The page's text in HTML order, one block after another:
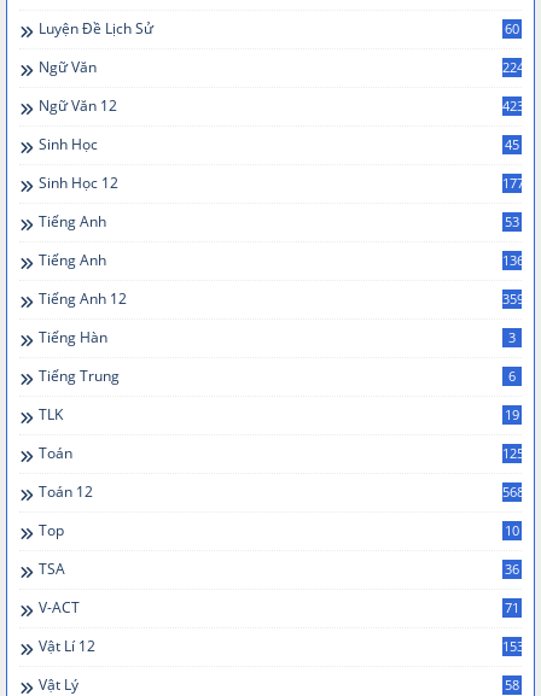
Luyện Đề Lịch Sử 60
Ngữ Văn 224
Ngữ Văn 12 423
Sinh Học 45
Sinh Học 12 177
Tiếng Anh 53
Tiếng Anh 136
Tiếng Anh 12 359
Tiếng Hàn 3
Tiếng Trung 6
TLK 19
Toán 125
Toán 12 568
Top 10
TSA 36
V-ACT 71
Vật Lí 12 153
Vật Lý 58